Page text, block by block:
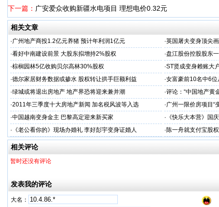
下一篇： 广安爱众收购新疆水电项目 理想电价0.32元
相关文章
·广州地产商投1.2亿元养猪 预计年利润1亿元 ·英国屠夫变身顶尖
·看好中南建设前景 大股东拟增持2%股权 ·盘江股份控股股东
·棕榈园林5亿收购贝尔高林30%股权 ·ST贤成变身赖账大
·德尔家居财务数据或掺水 股权转让拱手巨额利益 ·女富豪前10名中6
·绿城或将退出房地产 地产界恐将迎来兼并潮 ·评论：“中国地产黄
·2011年三季度十大房地产新闻 加名税风波等入选 ·广州一限价房项目“
·中国越南变身金主 巴黎高定迎来新买家 · 《快乐大本营》国
· 《老公看你的》现场办婚礼 李好彭宇变身证婚人 ·陈一舟就支付宝股
相关评论
暂时还没有评论
发表我的评论
大名：